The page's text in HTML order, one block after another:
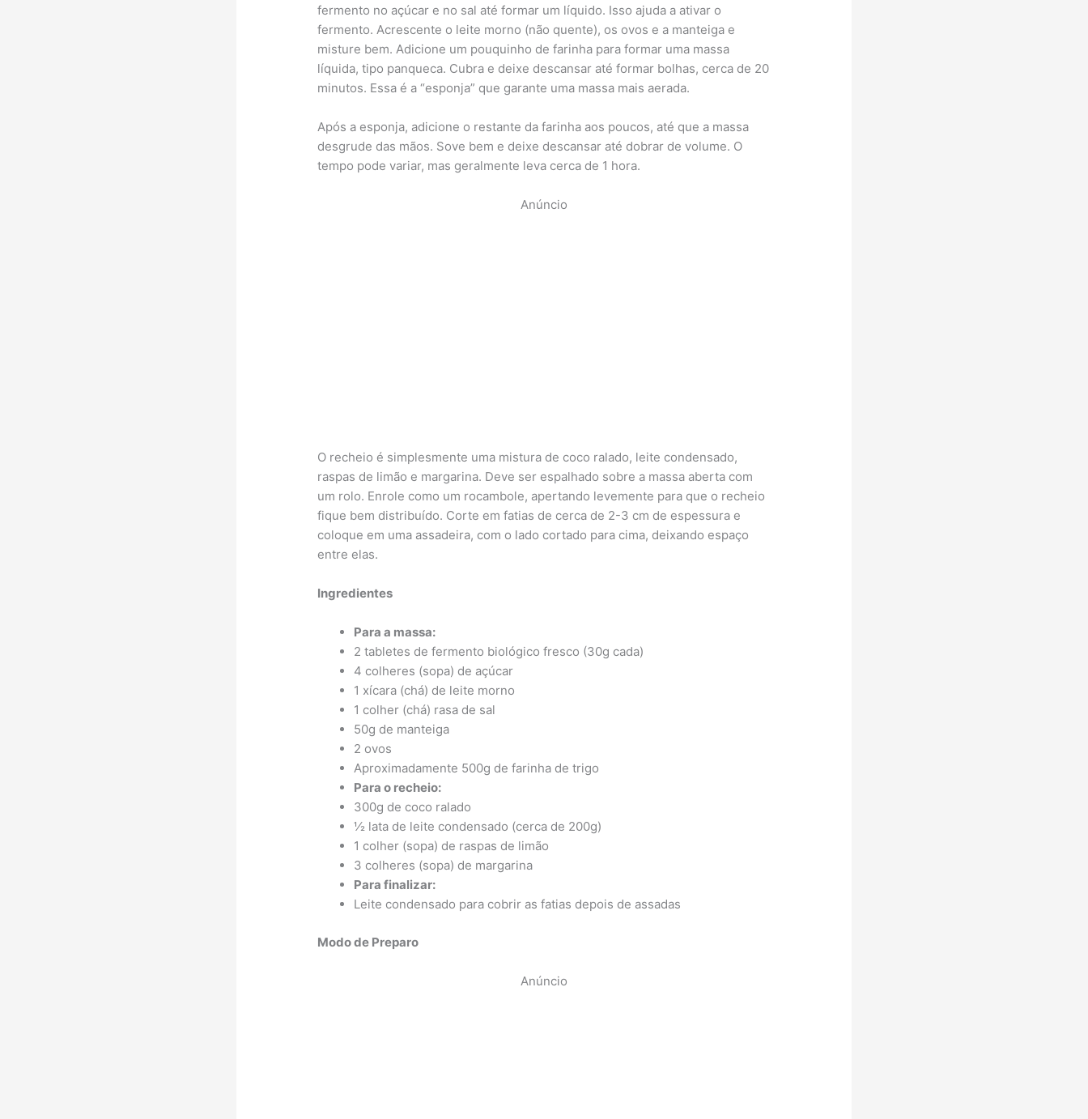
fermento no açúcar e no sal até formar um líquido. Isso ajuda a ativar o
fermento. Acrescente o leite morno (não quente), os ovos e a manteiga e
misture bem. Adicione um pouquinho de farinha para formar uma massa
líquida, tipo panqueca. Cubra e deixe descansar até formar bolhas, cerca de 20
minutos. Essa é a “esponja” que garante uma massa mais aerada.
Após a esponja, adicione o restante da farinha aos poucos, até que a massa
desgrude das mãos. Sove bem e deixe descansar até dobrar de volume. O
tempo pode variar, mas geralmente leva cerca de 1 hora.
Anúncio
O recheio é simplesmente uma mistura de coco ralado, leite condensado,
raspas de limão e margarina. Deve ser espalhado sobre a massa aberta com
um rolo. Enrole como um rocambole, apertando levemente para que o recheio
fique bem distribuído. Corte em fatias de cerca de 2-3 cm de espessura e
coloque em uma assadeira, com o lado cortado para cima, deixando espaço
entre elas.
Ingredientes
Para a massa:
2 tabletes de fermento biológico fresco (30g cada)
4 colheres (sopa) de açúcar
1 xícara (chá) de leite morno
1 colher (chá) rasa de sal
50g de manteiga
2 ovos
Aproximadamente 500g de farinha de trigo
Para o recheio:
300g de coco ralado
½ lata de leite condensado (cerca de 200g)
1 colher (sopa) de raspas de limão
3 colheres (sopa) de margarina
Para finalizar:
Leite condensado para cobrir as fatias depois de assadas
Modo de Preparo
Anúncio